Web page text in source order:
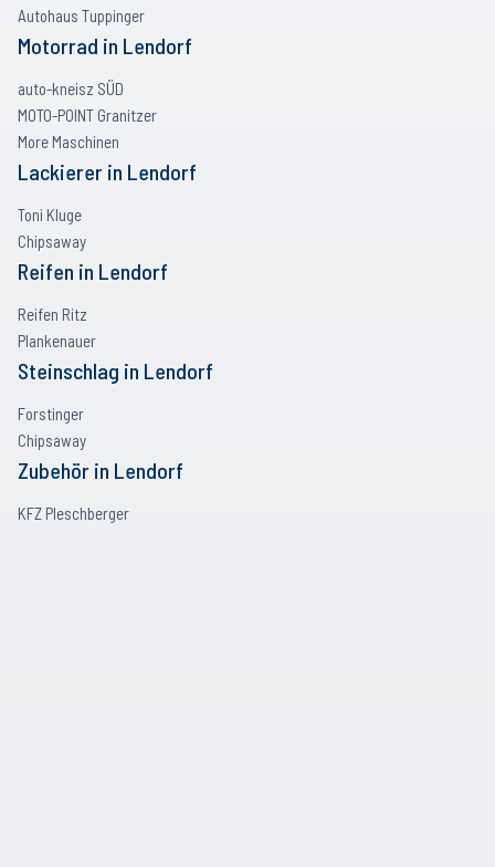
Autohaus Tuppinger
Motorrad in Lendorf
auto-kneisz SÜD
MOTO-POINT Granitzer
More Maschinen
Lackierer in Lendorf
Toni Kluge
Chipsaway
Reifen in Lendorf
Reifen Ritz
Plankenauer
Steinschlag in Lendorf
Forstinger
Chipsaway
Zubehör in Lendorf
KFZ Pleschberger